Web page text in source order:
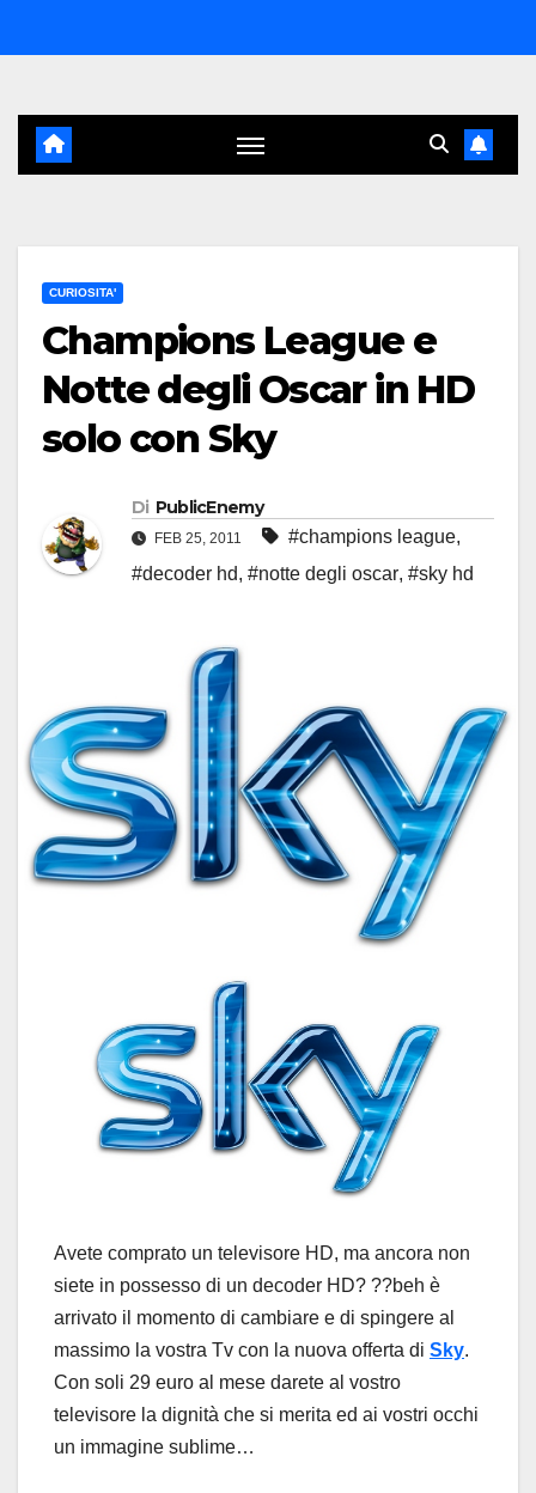
al
CURIOSITA'
Champions League e
Notte degli Oscar in HD
solo con Sky
Di PublicEnemy
FEB 25, 2011 #champions league,
#decoder hd, #notte degli oscar, #sky hd
Avete comprato un televisore HD, ma ancora non
siete in possesso di un decoder HD? ??beh è
arrivato il momento di cambiare e di spingere al
massimo la vostra Tv con la nuova offerta di Sky.
Con soli 29 euro al mese darete al vostro
televisore la dignità che si merita ed ai vostri occhi
un immagine sublime…